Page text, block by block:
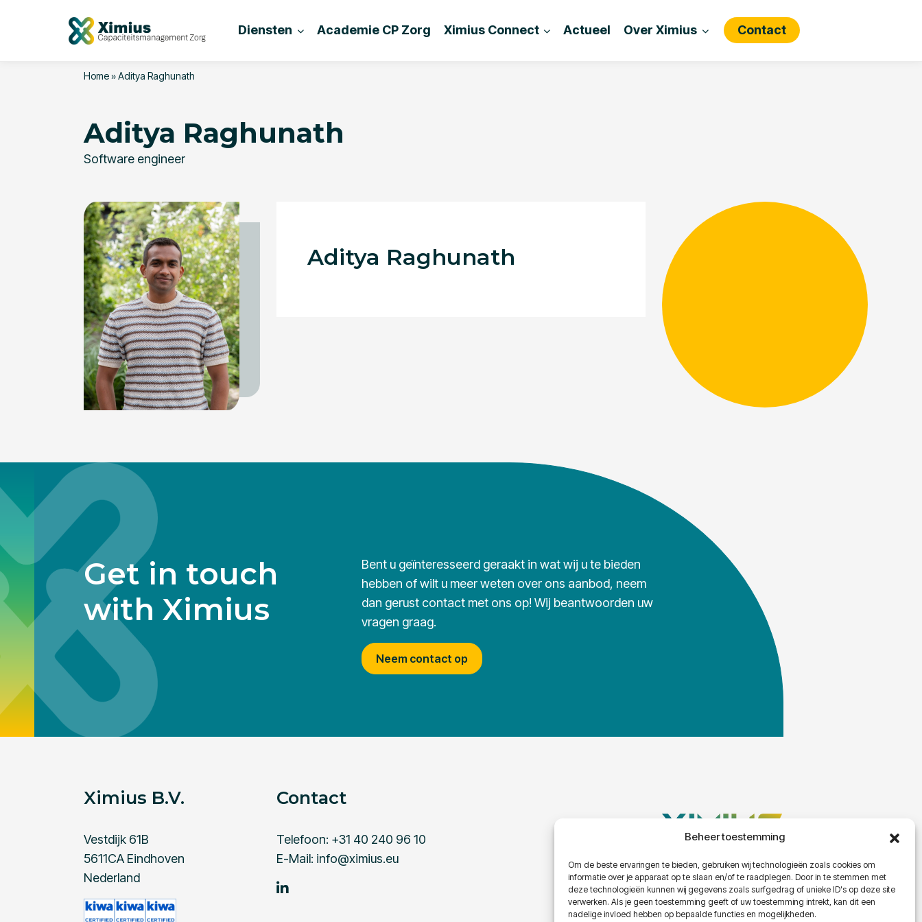
Beheer toestemming
Om de beste ervaringen te bieden, gebruiken wij technologieën zoals cookies om
informatie over je apparaat op te slaan en/of te raadplegen. Door in te stemmen met
deze technologieën kunnen wij gegevens zoals surfgedrag of unieke ID's op deze site
verwerken. Als je geen toestemming geeft of uw toestemming intrekt, kan dit een
nadelige invloed hebben op bepaalde functies en mogelijkheden.
Diensten Academie CP Zorg Ximius Connect Actueel Over Ximius Contact
Home»Aditya Raghunath
Aditya Raghunath
Software engineer
Aditya Raghunath
Get in touch
with Ximius
Bent u geïnteresseerd geraakt in wat wij u te bieden
hebben of wilt u meer weten over ons aanbod, neem
dan gerust contact met ons op! Wij beantwoorden uw
vragen graag.
Neem contact op
Ximius B.V.
Vestdijk 61B
5611CA Eindhoven
Nederland
Contact
Telefoon: +31 40 240 96 10
E-Mail: info@ximius.eu